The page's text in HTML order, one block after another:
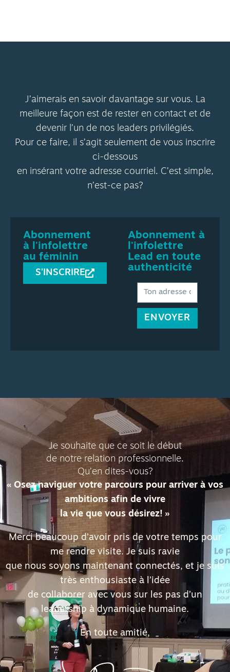
J’aimerais en savoir davantage sur vous. La
meilleure façon est de rester en contact et de
devenir l’un de nos leaders privilégiés.
Pour ce faire, il s’agit seulement de vous inscrire
ci-dessous
en insérant votre adresse courriel. C’est simple,
n’est-ce pas?
Abonnement
à l'infolettre
au féminin
S'INSCRIRE
Abonnement à
l'infolettre
Lead en toute
authenticité
ENVOYER
Je souhaite que ce soit le début
de notre relation professionnelle.
Qu’en dites-vous?
« Osez naviguer votre parcours pour arriver à vos
ambitions afin de vivre
la vie que vous désirez! »
Merci beaucoup d’avoir pris de votre temps pour
me rendre visite. Je suis ravie
que nous soyons maintenant connectés, et je suis
très enthousiaste à l’idée
de collaborer avec vous sur les pas d’un
leadership à dynamique humaine.
En toute amitié,